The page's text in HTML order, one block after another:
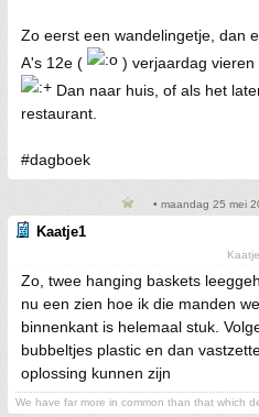
Zo eerst een wandelingetje, dan
A's 12e (
) verjaardag
Dan naar huis, of als het
restaurant.
#dagboek
• maandag 25 mei
Kaatje1
Zo, twee hanging baskets
nu een zien hoe ik die manden
binnenkant is helemaal stuk.
bubbeltjes plastic en dan
oplossing kunnen zijn
We have far more in common than that which